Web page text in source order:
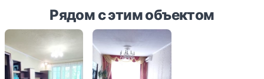
Рядом с этим объектом